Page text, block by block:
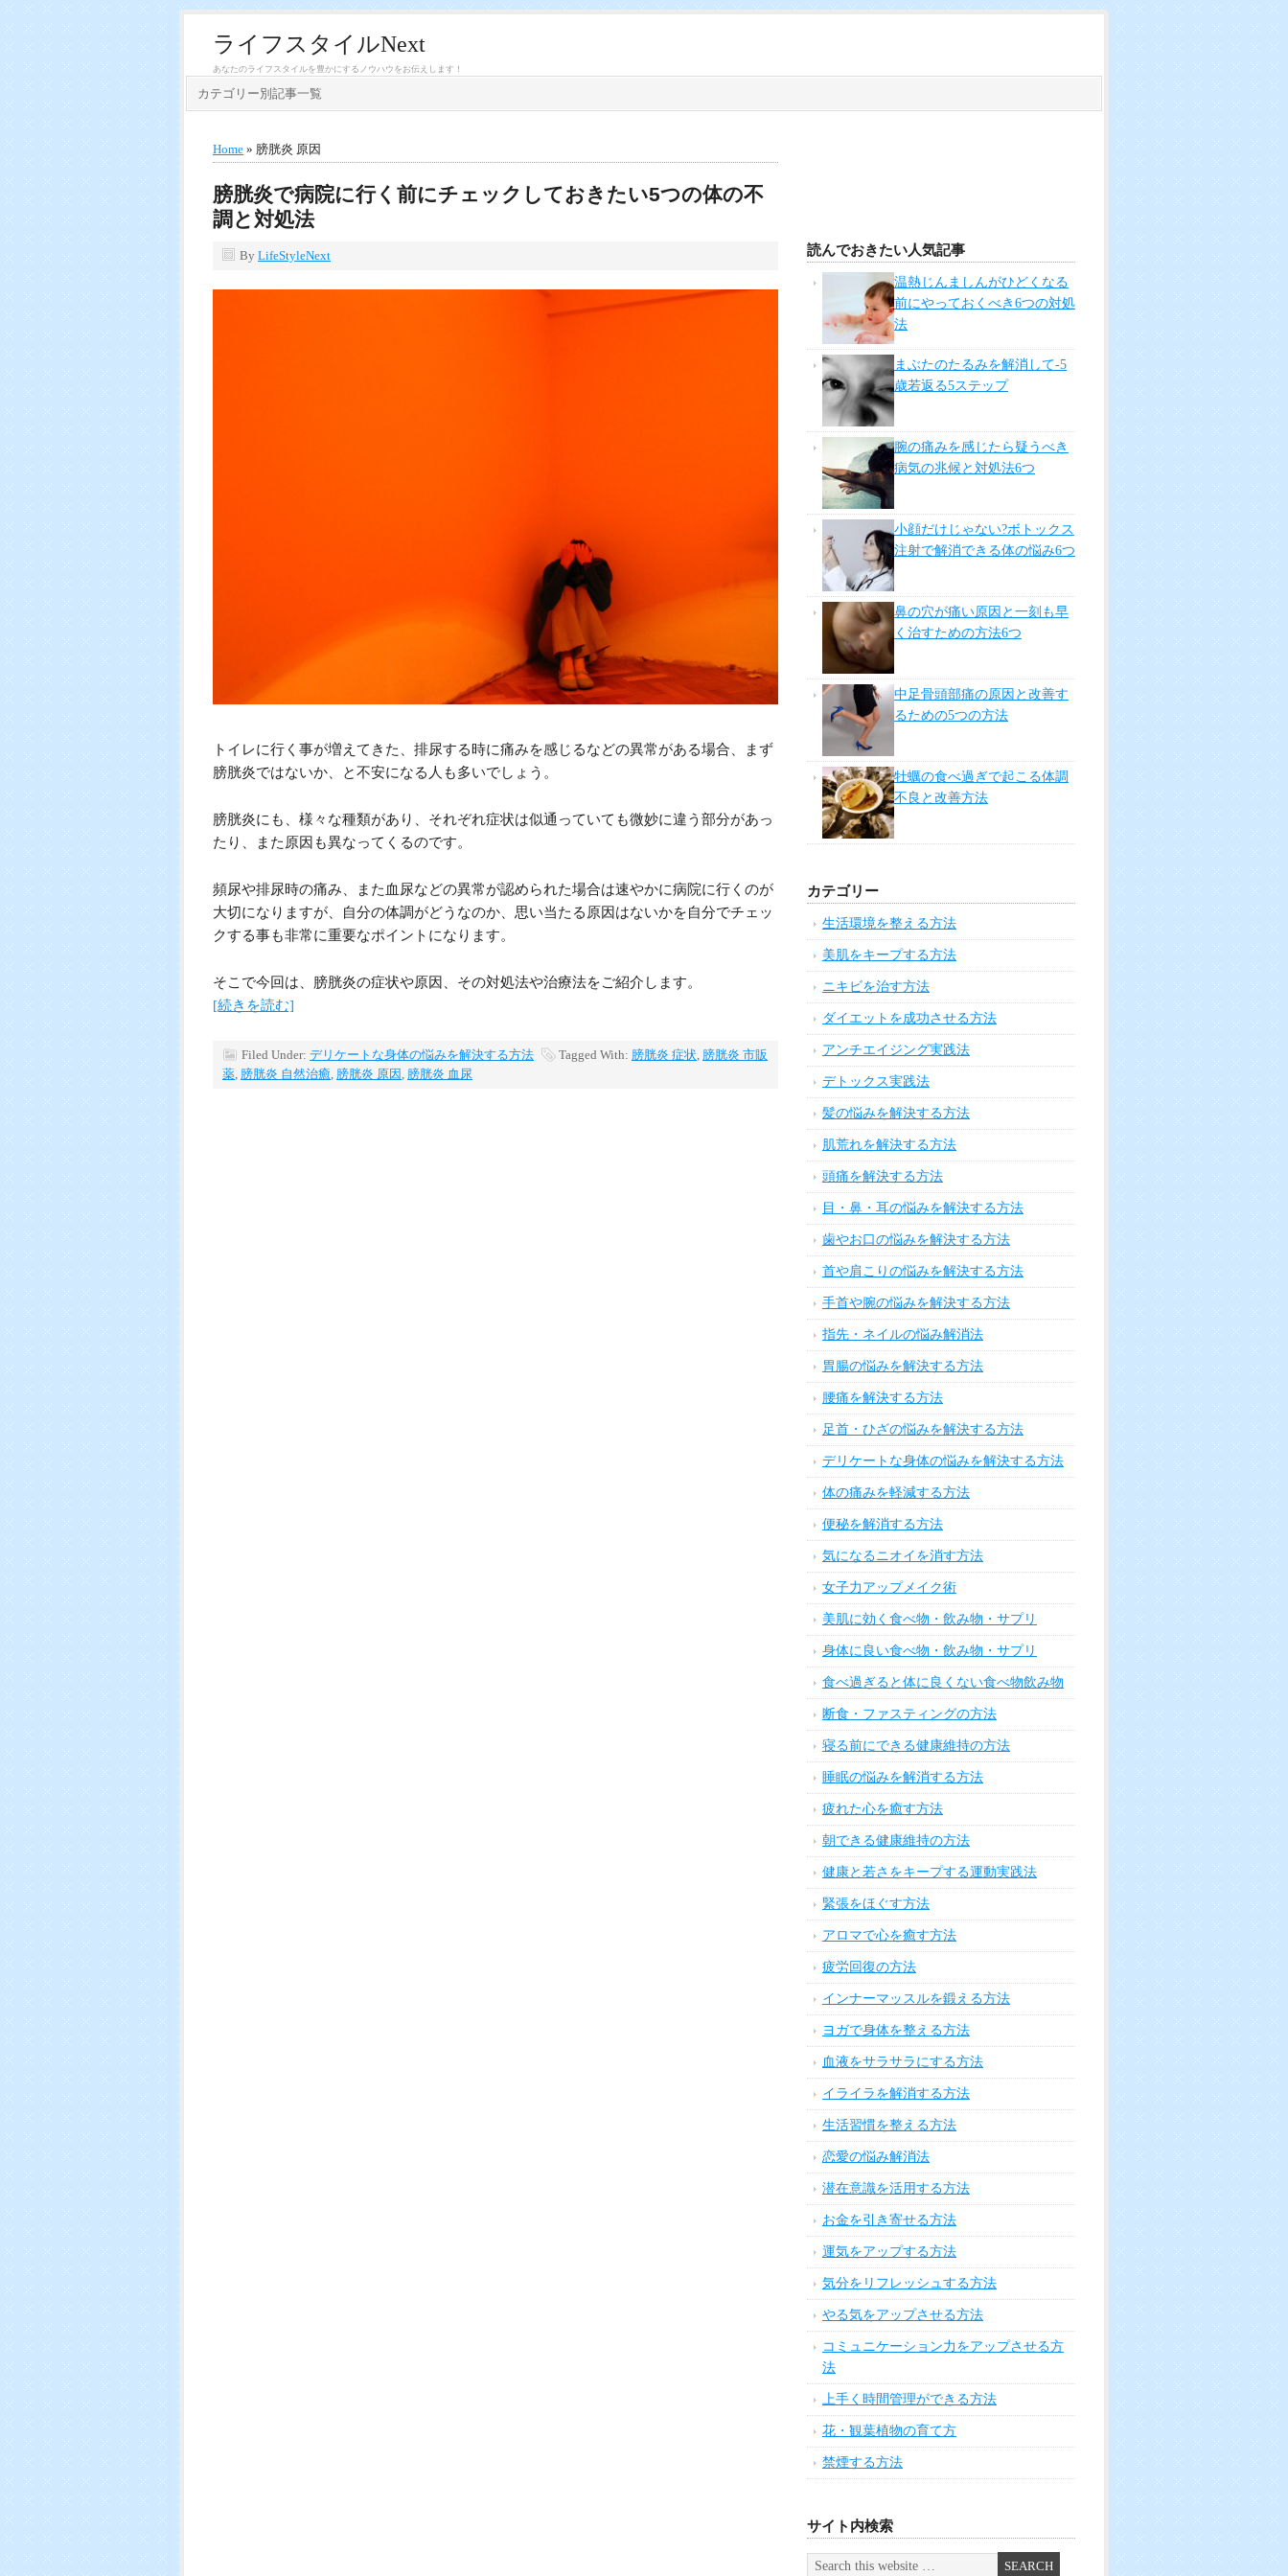
ライフスタイルNext
あなたのライフスタイルを豊かにするノウハウをお伝えします！
カテゴリー別記事一覧
Home » 膀胱炎 原因
膀胱炎で病院に行く前にチェックしておきたい5つの体の不
調と対処法
By LifeStyleNext
トイレに行く事が増えてきた、排尿する時に痛みを感じるなどの異常がある場合、まず
膀胱炎ではないか、と不安になる人も多いでしょう。
膀胱炎にも、様々な種類があり、それぞれ症状は似通っていても微妙に違う部分があっ
たり、また原因も異なってくるのです。
頻尿や排尿時の痛み、また血尿などの異常が認められた場合は速やかに病院に行くのが
大切になりますが、自分の体調がどうなのか、思い当たる原因はないかを自分でチェッ
クする事も非常に重要なポイントになります。
そこで今回は、膀胱炎の症状や原因、その対処法や治療法をご紹介します。
[続きを読む]
Filed Under: デリケートな身体の悩みを解決する方法 Tagged With: 膀胱炎 症状, 膀胱炎 市販
薬, 膀胱炎 自然治癒, 膀胱炎 原因 , 膀胱炎 血尿
読んでおきたい人気記事
温熱じんましんがひどくなる
前にやっておくべき6つの対処
法
まぶたのたるみを解消して-5
歳若返る5ステップ
腕の痛みを感じたら疑うべき
病気の兆候と対処法6つ
小顔だけじゃない?ボトックス
注射で解消できる体の悩み6つ
鼻の穴が痛い原因と一刻も早
く治すための方法6つ
中足骨頭部痛の原因と改善す
るための5つの方法
牡蠣の食べ過ぎで起こる体調
不良と改善方法
カテゴリー
生活環境を整える方法
美肌をキープする方法
ニキビを治す方法
ダイエットを成功させる方法
アンチエイジング実践法
デトックス実践法
髪の悩みを解決する方法
肌荒れを解決する方法
頭痛を解決する方法
目・鼻・耳の悩みを解決する方法
歯やお口の悩みを解決する方法
首や肩こりの悩みを解決する方法
手首や腕の悩みを解決する方法
指先・ネイルの悩み解消法
胃腸の悩みを解決する方法
腰痛を解決する方法
足首・ひざの悩みを解決する方法
デリケートな身体の悩みを解決する方法
体の痛みを軽減する方法
便秘を解消する方法
気になるニオイを消す方法
女子力アップメイク術
美肌に効く食べ物・飲み物・サプリ
身体に良い食べ物・飲み物・サプリ
食べ過ぎると体に良くない食べ物飲み物
断食・ファスティングの方法
寝る前にできる健康維持の方法
睡眠の悩みを解消する方法
疲れた心を癒す方法
朝できる健康維持の方法
健康と若さをキープする運動実践法
緊張をほぐす方法
アロマで心を癒す方法
疲労回復の方法
インナーマッスルを鍛える方法
ヨガで身体を整える方法
血液をサラサラにする方法
イライラを解消する方法
生活習慣を整える方法
恋愛の悩み解消法
潜在意識を活用する方法
お金を引き寄せる方法
運気をアップする方法
気分をリフレッシュする方法
やる気をアップさせる方法
コミュニケーション力をアップさせる方
法
上手く時間管理ができる方法
花・観葉植物の育て方
禁煙する方法
サイト内検索